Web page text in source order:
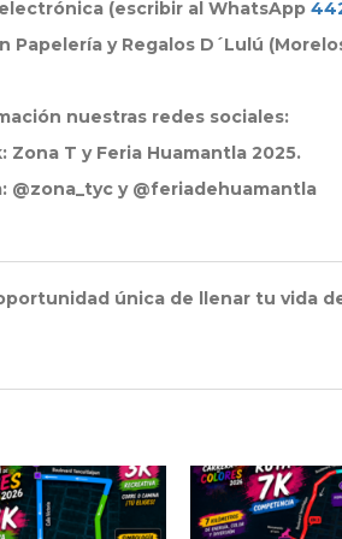
(escribir al WhatsApp
Papelería y Regalos D´Lulú
nuestras redes sociales:
Zona T y Feria Huamantla 2025.
@zona_tyc y @feriadehuamantla
única de llenar tu vida